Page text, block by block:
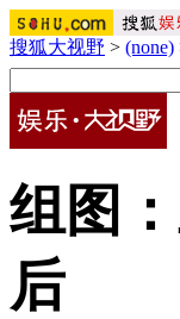
搜狐大视野 > (none)
组图
后